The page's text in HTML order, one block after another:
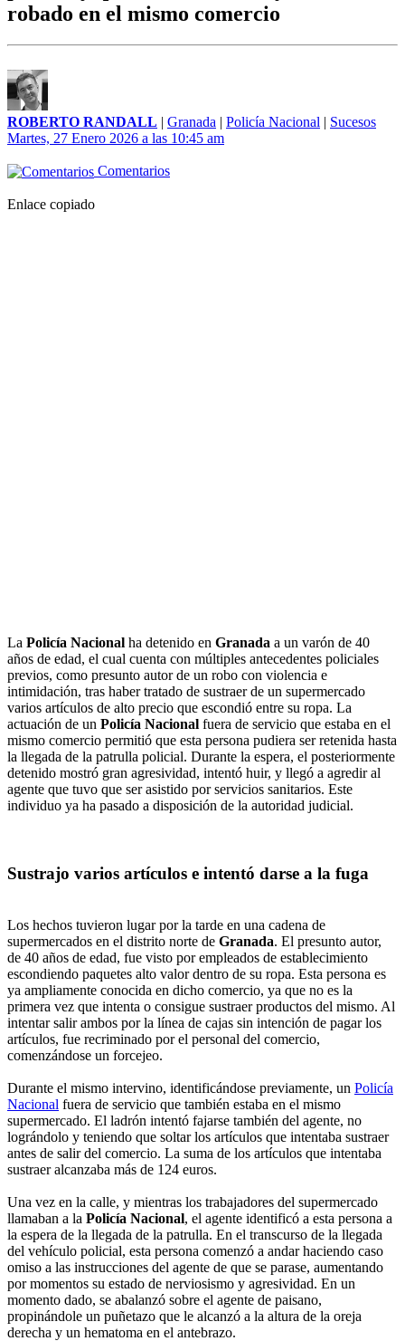
robado en el mismo comercio
ROBERTO RANDALL | Granada | Policía Nacional | Sucesos
Martes, 27 Enero 2026 a las 10:45 am
Comentarios
Enlace copiado
La Policía Nacional ha detenido en Granada a un varón de 40
años de edad, el cual cuenta con múltiples antecedentes policiales
previos, como presunto autor de un robo con violencia e
intimidación, tras haber tratado de sustraer de un supermercado
varios artículos de alto precio que escondió entre su ropa. La
actuación de un Policía Nacional fuera de servicio que estaba en el
mismo comercio permitió que esta persona pudiera ser retenida hasta
la llegada de la patrulla policial. Durante la espera, el posteriormente
detenido mostró gran agresividad, intentó huir, y llegó a agredir al
agente que tuvo que ser asistido por servicios sanitarios. Este
individuo ya ha pasado a disposición de la autoridad judicial.
Sustrajo varios artículos e intentó darse a la fuga
Los hechos tuvieron lugar por la tarde en una cadena de
supermercados en el distrito norte de Granada. El presunto autor,
de 40 años de edad, fue visto por empleados de establecimiento
escondiendo paquetes alto valor dentro de su ropa. Esta persona es
ya ampliamente conocida en dicho comercio, ya que no es la
primera vez que intenta o consigue sustraer productos del mismo. Al
intentar salir ambos por la línea de cajas sin intención de pagar los
artículos, fue recriminado por el personal del comercio,
comenzándose un forcejeo.
Durante el mismo intervino, identificándose previamente, un Policía
Nacional fuera de servicio que también estaba en el mismo
supermercado. El ladrón intentó fajarse también del agente, no
lográndolo y teniendo que soltar los artículos que intentaba sustraer
antes de salir del comercio. La suma de los artículos que intentaba
sustraer alcanzaba más de 124 euros.
Una vez en la calle, y mientras los trabajadores del supermercado
llamaban a la Policía Nacional, el agente identificó a esta persona a
la espera de la llegada de la patrulla. En el transcurso de la llegada
del vehículo policial, esta persona comenzó a andar haciendo caso
omiso a las instrucciones del agente de que se parase, aumentando
por momentos su estado de nerviosismo y agresividad. En un
momento dado, se abalanzó sobre el agente de paisano,
propinándole un puñetazo que le alcanzó a la altura de la oreja
derecha y un hematoma en el antebrazo.